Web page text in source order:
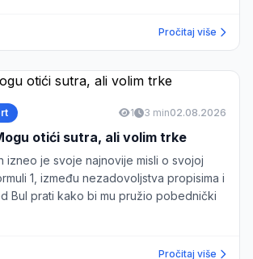
Pročitaj više
1 3 min02.08.2026
otići sutra, ali volim trke
izneo je svoje najnovije misli o svojoj
1, između nezadovoljstva propisima i
Bul prati kako bi mu pružio pobednički
Pročitaj više